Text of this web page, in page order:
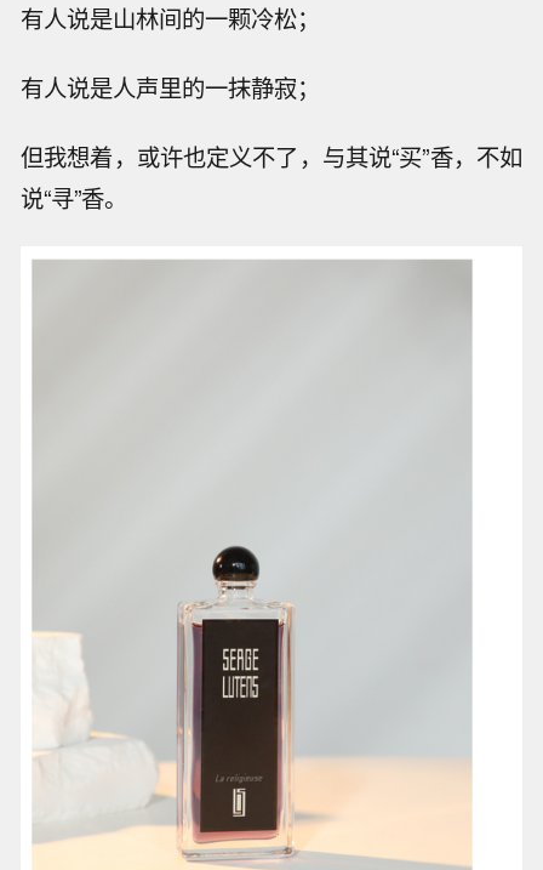
有人说是山林间的一颗冷松；
有人说是人声里的一抹静寂；
但我想着，或许也定义不了，与其说“买”香，不如
说“寻”香。